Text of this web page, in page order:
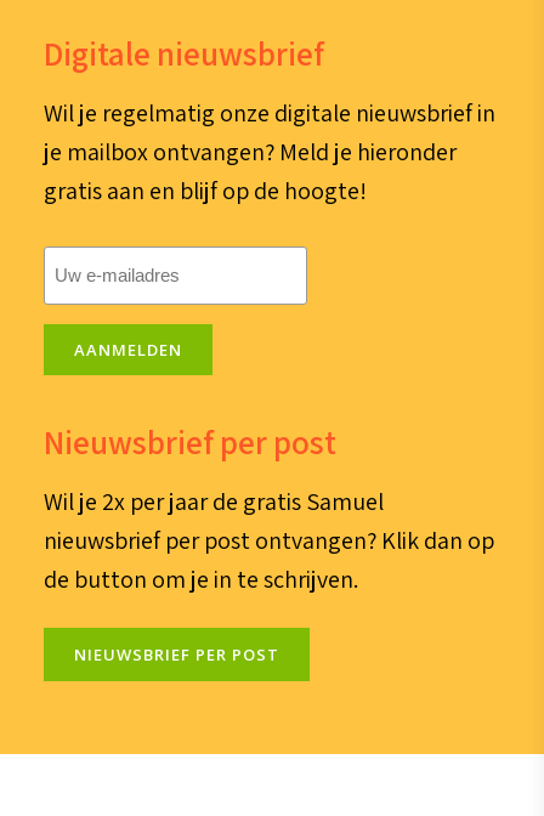
Digitale nieuwsbrief
Wil je regelmatig onze digitale nieuwsbrief in
je mailbox ontvangen? Meld je hieronder
gratis aan en blijf op de hoogte!
AANMELDEN
Nieuwsbrief per post
Wil je 2x per jaar de gratis Samuel
nieuwsbrief per post ontvangen? Klik dan op
de button om je in te schrijven.
NIEUWSBRIEF PER POST